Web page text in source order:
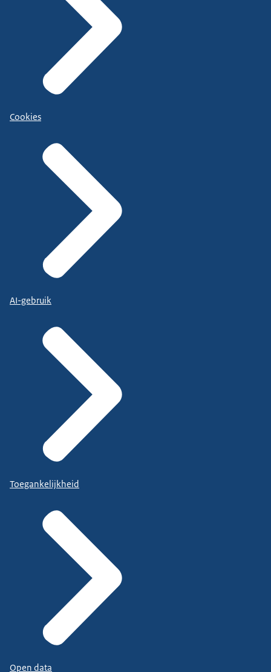
Cookies
AI-gebruik
Toegankelijkheid
Open data